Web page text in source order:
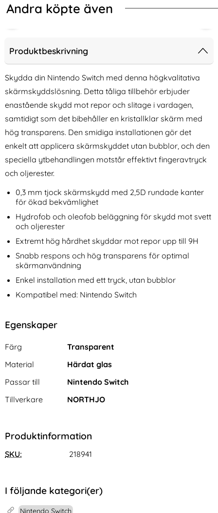
Andra köpte även
Blå / Orange
Spigen Samsung Galaxy S24
Tough Armor Svart
Art. nr 227522
Tillgänglighet:
I lager
Köp
Samsung Galaxy S24 Tough Armor Svart
DUX DUCIS OnePlus 15R
Fodral Skin Pro Svart
Tillgänglighet:
I lager
DUX DUCIS OnePlus 15R
Produktbeskrivning
Skydda din Nintendo Switch med denna högkvalitativa
skärmskyddslösning. Detta tåliga tillbehör erbjuder
enastående skydd mot repor och slitage i vardagen,
samtidigt som det bibehåller en kristallklar skärm med
hög transparens. Den smidiga installationen gör det
enkelt att applicera skärmskyddet utan bubblor, och den
speciella ytbehandlingen motstår effektivt fingeravtryck
och oljerester.
0,3 mm tjock skärmskydd med 2,5D rundade kanter
för ökad bekvämlighet
Hydrofob och oleofob beläggning för skydd mot svett
och oljerester
Extremt hög hårdhet skyddar mot repor upp till 9H
Snabb respons och hög transparens för optimal
skärmanvändning
Enkel installation med ett tryck, utan bubblor
Kompatibel med: Nintendo Switch
Egenskaper
Egenskaper/attribut för denna produkt
Attribut
Färg
Transparent
Material
Härdat glas
Passar till
Nintendo Switch
Tillverkare
NORTHJO
Produktinformation
SKU: 218941
I följande kategori(er)
Nintendo Switch